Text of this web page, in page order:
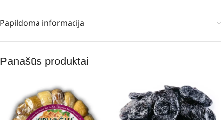
Papildoma informacija
Panašūs produktai